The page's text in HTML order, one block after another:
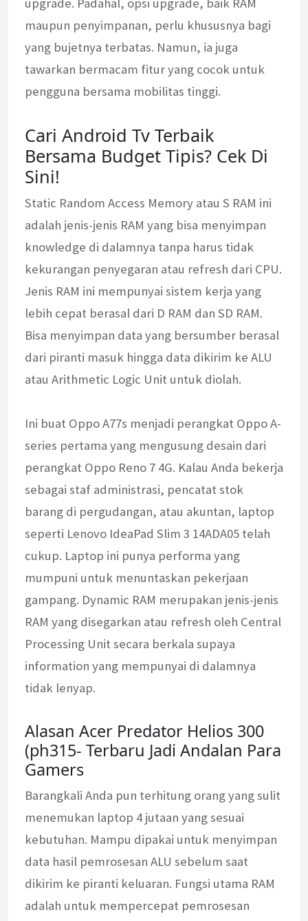
maupun penyimpanan, perlu khususnya bagi
yang bujetnya terbatas. Namun, ia juga
tawarkan bermacam fitur yang cocok untuk
pengguna bersama mobilitas tinggi.
Cari Android Tv Terbaik
Bersama Budget Tipis? Cek Di
Sini!
Static Random Access Memory atau S RAM ini
adalah jenis-jenis RAM yang bisa menyimpan
knowledge di dalamnya tanpa harus tidak
kekurangan penyegaran atau refresh dari CPU.
Jenis RAM ini mempunyai sistem kerja yang
lebih cepat berasal dari D RAM dan SD RAM.
Bisa menyimpan data yang bersumber berasal
dari piranti masuk hingga data dikirim ke ALU
atau Arithmetic Logic Unit untuk diolah.
Ini buat Oppo A77s menjadi perangkat Oppo A-
series pertama yang mengusung desain dari
perangkat Oppo Reno 7 4G. Kalau Anda bekerja
sebagai staf administrasi, pencatat stok
barang di pergudangan, atau akuntan, laptop
seperti Lenovo IdeaPad Slim 3 14ADA05 telah
cukup. Laptop ini punya performa yang
mumpuni untuk menuntaskan pekerjaan
gampang. Dynamic RAM merupakan jenis-jenis
RAM yang disegarkan atau refresh oleh Central
Processing Unit secara berkala supaya
information yang mempunyai di dalamnya
tidak lenyap.
Alasan Acer Predator Helios 300
(ph315- Terbaru Jadi Andalan Para
Gamers
Barangkali Anda pun terhitung orang yang sulit
menemukan laptop 4 jutaan yang sesuai
kebutuhan. Mampu dipakai untuk menyimpan
data hasil pemrosesan ALU sebelum saat
dikirim ke piranti keluaran. Fungsi utama RAM
adalah untuk mempercepat pemrosesan